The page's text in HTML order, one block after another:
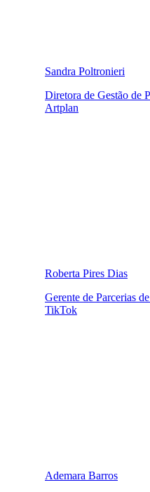
Sandra Poltronieri
Diretora de Gestão de
Artplan
Roberta Pires Dias
Gerente de Parcerias
TikTok
Ademara Barros